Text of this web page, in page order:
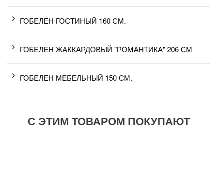
ГОБЕЛЕН ГОСТИНЫЙ 160 СМ.
ГОБЕЛЕН ЖАККАРДОВЫЙ "РОМАНТИКА" 206 СМ
ГОБЕЛЕН МЕБЕЛЬНЫЙ 150 СМ.
С ЭТИМ ТОВАРОМ ПОКУПАЮТ